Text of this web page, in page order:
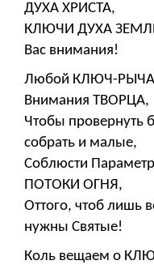
ДУХА ХРИСТА,
КЛЮЧИ ДУХА ЗЕМЛИ
Вас внимания!
Любой КЛЮЧ-
Внимания ТВОРЦА,
Чтобы
собрать и малые,
Соблюсти
ПОТОКИ ОГНЯ,
Оттого, чтоб лишь
нужны Святые!
Коль вещаем о